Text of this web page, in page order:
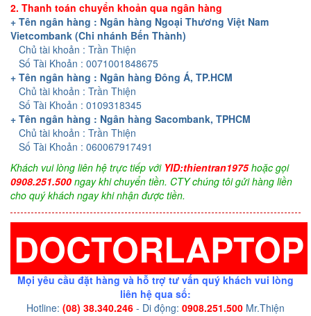
2. Thanh toán chuyển khoản qua ngân hàng
+ Tên ngân hàng : Ngân hàng Ngoại Thương Việt Nam
Vietcombank (Chi nhánh Bến Thành)
Chủ tài khoản : Trần Thiện
Số Tài Khoản : 0071001848675
+ Tên ngân hàng : Ngân hàng Đông Á, TP.HCM
Chủ tài khoản : Trần Thiện
Số Tài Khoản : 0109318345
+ Tên ngân hàng : Ngân hàng Sacombank, TPHCM
Chủ tài khoản : Trần Thiện
Số Tài Khoản : 060067917491
Khách vui lòng liên hệ trực tiếp với YID:thientran1975hoặc gọi
0908.251.500 ngay khi chuyển tiền. CTY chúng tôi gửi hàng liền
cho quý khách ngay khi nhận được tiền.
DOCTORLAPTOP
Mọi yêu cầu đặt hàng và hỗ trợ tư vấn quý khách vui lòng
liên hệ qua số:
Hotline: (08) 38.340.246 - Di động: 0908.251.500 Mr.Thiện